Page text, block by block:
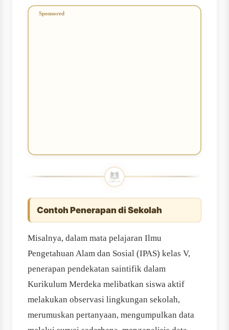
Contoh Penerapan di Sekolah
Misalnya, dalam mata pelajaran Ilmu
Pengetahuan Alam dan Sosial (IPAS) kelas V,
penerapan pendekatan saintifik dalam
Kurikulum Merdeka melibatkan siswa aktif
melakukan observasi lingkungan sekolah,
merumuskan pertanyaan, mengumpulkan data